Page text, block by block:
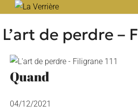
content
L’art de perdre –
Quand
04/12/2021